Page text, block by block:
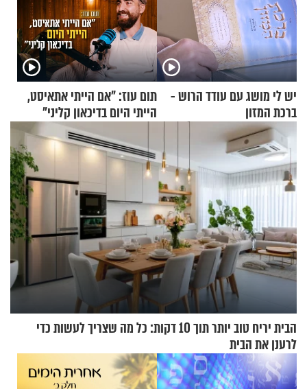
יש לי מושג עם עודד הרוש -
ברכת המזון
תום עוז: "אם הייתי אתאיסט,
הייתי היום בדיכאון קליני"
הבית יריח טוב יותר תוך 10 דקות: כל מה שצריך לעשות כדי
לרענן את הבית